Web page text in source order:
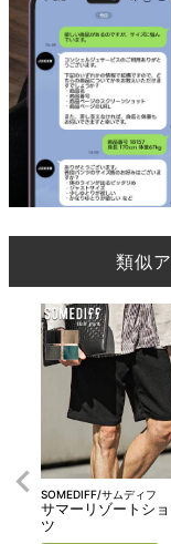
類似
SOMEDIFF/サムディフ
サマーリゾートシ
ツ